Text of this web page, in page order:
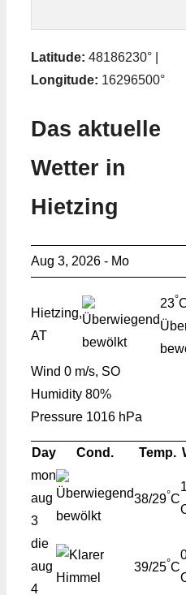
Latitude: 48186230° |
Longitude: 16296500°
Das aktuelle
Wetter in
Hietzing
Aug 3, 2026 - Mo
Hietzing,
AT
23°
Wind 0 m/s, SO
Humidity 80%
Pressure 1016 hPa
Day Cond. Temp.
mon
aug
3
38/29°C
die
aug
4
39/25°C